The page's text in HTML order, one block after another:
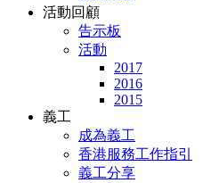
活動回顧
告示板
活動
2017
2016
2015
義工
成為義工
香港服務工作指引
義工分享